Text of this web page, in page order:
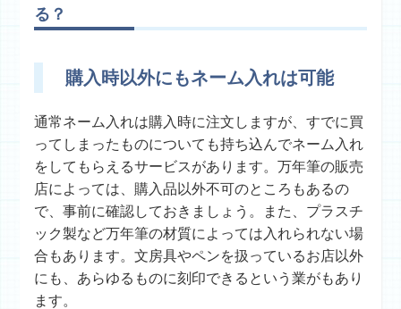
る？
購入時以外にもネーム入れは可能
通常ネーム入れは購入時に注文しますが、すでに買
ってしまったものについても持ち込んでネーム入れ
をしてもらえるサービスがあります。万年筆の販売
店によっては、購入品以外不可のところもあるの
で、事前に確認しておきましょう。また、プラスチ
ック製など万年筆の材質によっては入れられない場
合もあります。文房具やペンを扱っているお店以外
にも、あらゆるものに刻印できるという業がもあり
ます。